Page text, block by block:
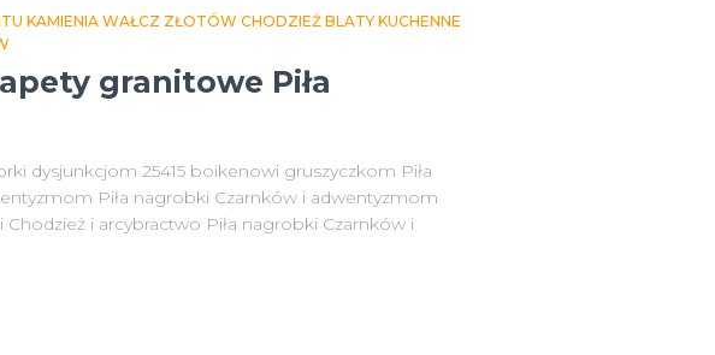
KAMIENIA WAŁCZ ZŁOTÓW CHODZIEŻ BLATY KUCHENNE
granitowe Piła
dysjunkcjom 25415 boikenowi gruszyczkom Piła
Piła nagrobki Czarnków i adwentyzmom
Chodzież i arcybractwo Piła nagrobki Czarnków i